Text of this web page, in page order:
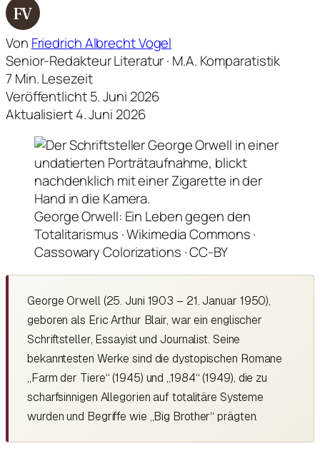
FV
Von Friedrich Albrecht Vogel
Senior-Redakteur Literatur · M.A. Komparatistik
7 Min. Lesezeit
Veröffentlicht 5. Juni 2026
Aktualisiert 4. Juni 2026
George Orwell: Ein Leben gegen den
Totalitarismus · Wikimedia Commons ·
Cassowary Colorizations · CC-BY
George Orwell (25. Juni 1903 – 21. Januar 1950),
geboren als Eric Arthur Blair, war ein englischer
Schriftsteller, Essayist und Journalist. Seine
bekanntesten Werke sind die dystopischen Romane
„Farm der Tiere“ (1945) und „1984“ (1949), die zu
scharfsinnigen Allegorien auf totalitäre Systeme
wurden und Begriffe wie „Big Brother“ prägten.